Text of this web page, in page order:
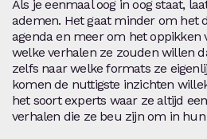
Als je eenmaal oog in oog staat,
ademen. Het gaat minder om het
agenda en meer om het oppikken
welke verhalen ze zouden willen
zelfs naar welke formats ze
komen de nuttigste inzichten
het soort experts waar ze altijd
verhalen die ze beu zijn om in